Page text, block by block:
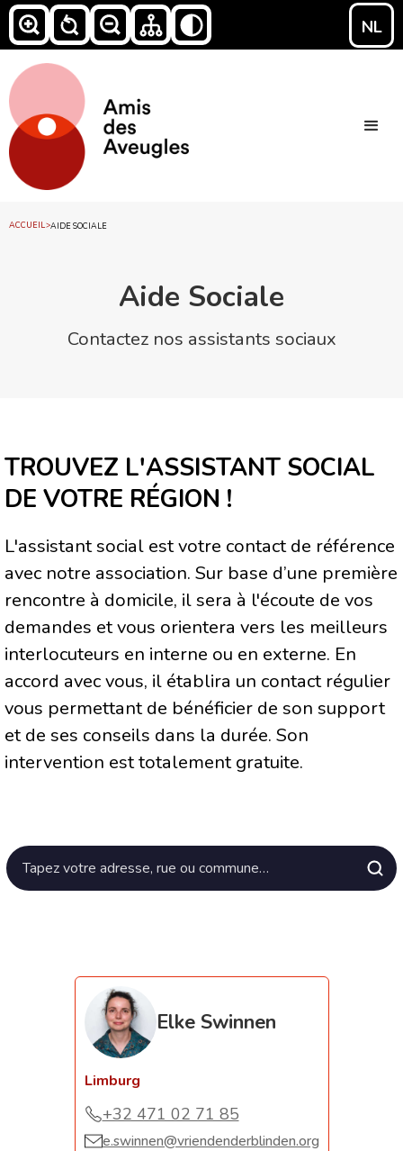
NL
ACCUEIL>AIDE SOCIALE
Aide Sociale
Contactez nos assistants sociaux
TROUVEZ L'ASSISTANT SOCIAL
DE VOTRE RÉGION !
L'assistant social est votre contact de référence
avec notre association. Sur base d’une première
rencontre à domicile, il sera à l'écoute de vos
demandes et vous orientera vers les meilleurs
interlocuteurs en interne ou en externe. En
accord avec vous, il établira un contact régulier
vous permettant de bénéficier de son support
et de ses conseils dans la durée. Son
intervention est totalement gratuite.
Elke Swinnen
Limburg
+32 471 02 71 85
e.swinnen@vriendenderblinden.org